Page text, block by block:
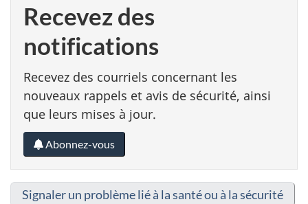
Recevez des
notifications
Recevez des courriels concernant les
nouveaux rappels et avis de sécurité, ainsi
que leurs mises à jour.
Abonnez-vous
Signaler un problème lié à la santé ou à la sécurité